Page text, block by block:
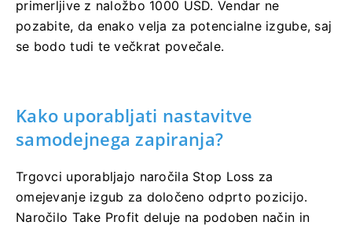
primerljive z naložbo 1000 USD. Vendar ne
pozabite, da enako velja za potencialne izgube, saj
se bodo tudi te večkrat povečale.
Kako uporabljati nastavitve
samodejnega zapiranja?
Trgovci uporabljajo naročila Stop Loss za
omejevanje izgub za določeno odprto pozicijo.
Naročilo Take Profit deluje na podoben način in